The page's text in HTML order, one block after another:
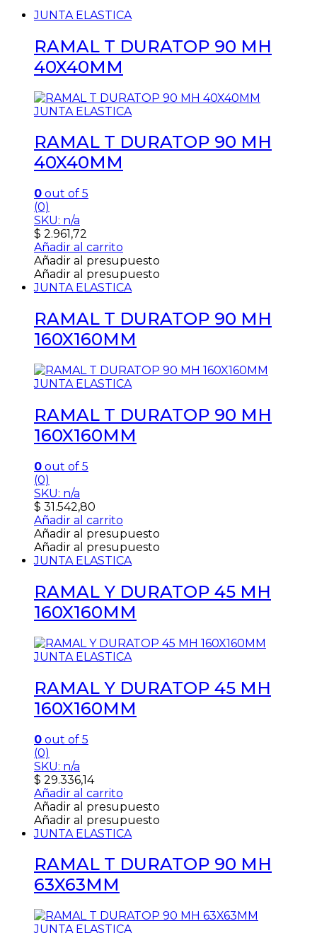
JUNTA ELASTICA
RAMAL T DURATOP 90 MH
40X40MM
JUNTA ELASTICA
RAMAL T DURATOP 90 MH
40X40MM
0 out of 5
(0)
SKU: n/a
$ 2.961,72
Añadir al carrito
Añadir al presupuesto
Añadir al presupuesto
JUNTA ELASTICA
RAMAL T DURATOP 90 MH
160X160MM
JUNTA ELASTICA
RAMAL T DURATOP 90 MH
160X160MM
0 out of 5
(0)
SKU: n/a
$ 31.542,80
Añadir al carrito
Añadir al presupuesto
Añadir al presupuesto
JUNTA ELASTICA
RAMAL Y DURATOP 45 MH
160X160MM
JUNTA ELASTICA
RAMAL Y DURATOP 45 MH
160X160MM
0 out of 5
(0)
SKU: n/a
$ 29.336,14
Añadir al carrito
Añadir al presupuesto
Añadir al presupuesto
JUNTA ELASTICA
RAMAL T DURATOP 90 MH
63X63MM
JUNTA ELASTICA